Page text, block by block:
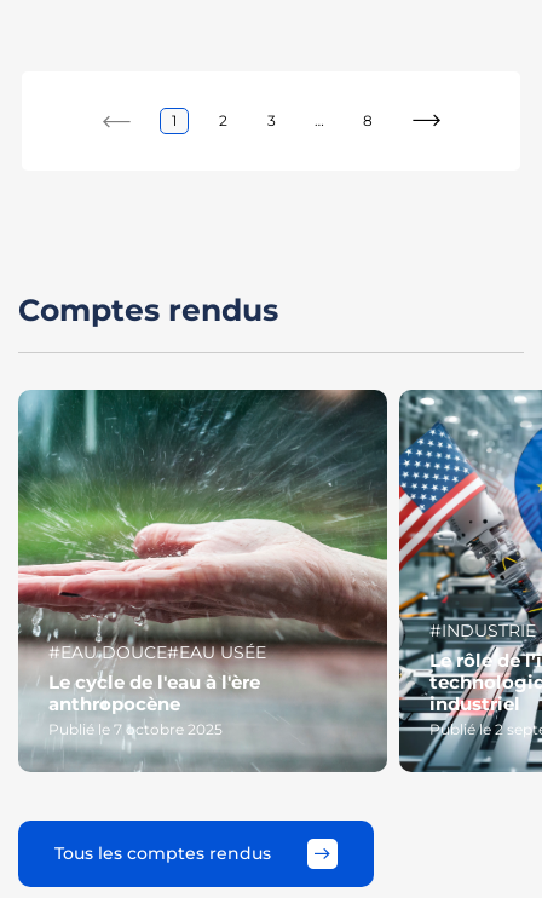
1 2 3 … 8
Comptes rendus
Tous les comptes rendus
#EAU DOUCE#EAU USÉE
Le cycle de l'eau à l'ère
anthropocène
Publié le 7 octobre 2025
#INDUSTRIE
Le rôle de
industriel
Publié le 2